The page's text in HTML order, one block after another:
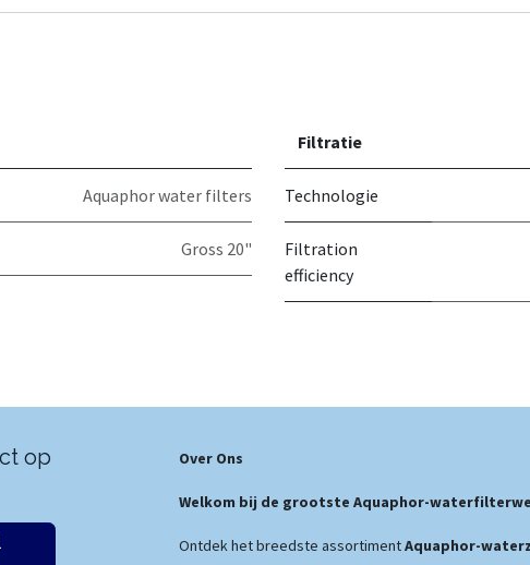
Aquaphor water filters
Gross 20"
Filtratie
Technologie
Filtration
efficiency
Over Ons
Welkom bij de grootste Aquaphor-
Ontdek het breedste assortimentAquaphor-
op